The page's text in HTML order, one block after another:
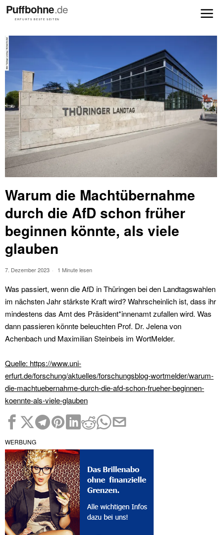
Warum die Machtübernahme
durch die AfD schon früher
beginnen könnte, als viele
glauben
7. Dezember 2023 1 Minute lesen
Was passiert, wenn die AfD in Thüringen bei den Landtagswahlen
im nächsten Jahr stärkste Kraft wird? Wahrscheinlich ist, dass ihr
mindestens das Amt des Präsident*innenamt zufallen wird. Was
dann passieren könnte beleuchten Prof. Dr. Jelena von
Achenbach und Maximilian Steinbeis im WortMelder.
Quelle: https://www.uni-
erfurt.de/forschung/aktuelles/forschungsblog-wortmelder/warum-
die-machtuebernahme-durch-die-afd-schon-frueher-beginnen-
koennte-als-viele-glauben
WERBUNG